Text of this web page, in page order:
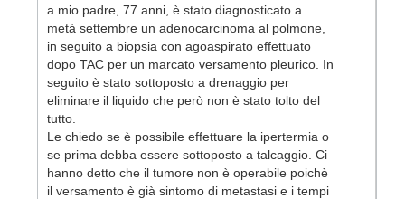
a mio padre, 77 anni, è stato diagnosticato a
metà settembre un adenocarcinoma al polmone,
in seguito a biopsia con agoaspirato effettuato
dopo TAC per un marcato versamento pleurico. In
seguito è stato sottoposto a drenaggio per
eliminare il liquido che però non è stato tolto del
tutto.
Le chiedo se è possibile effettuare la ipertermia o
se prima debba essere sottoposto a talcaggio. Ci
hanno detto che il tumore non è operabile poichè
il versamento è già sintomo di metastasi e i tempi